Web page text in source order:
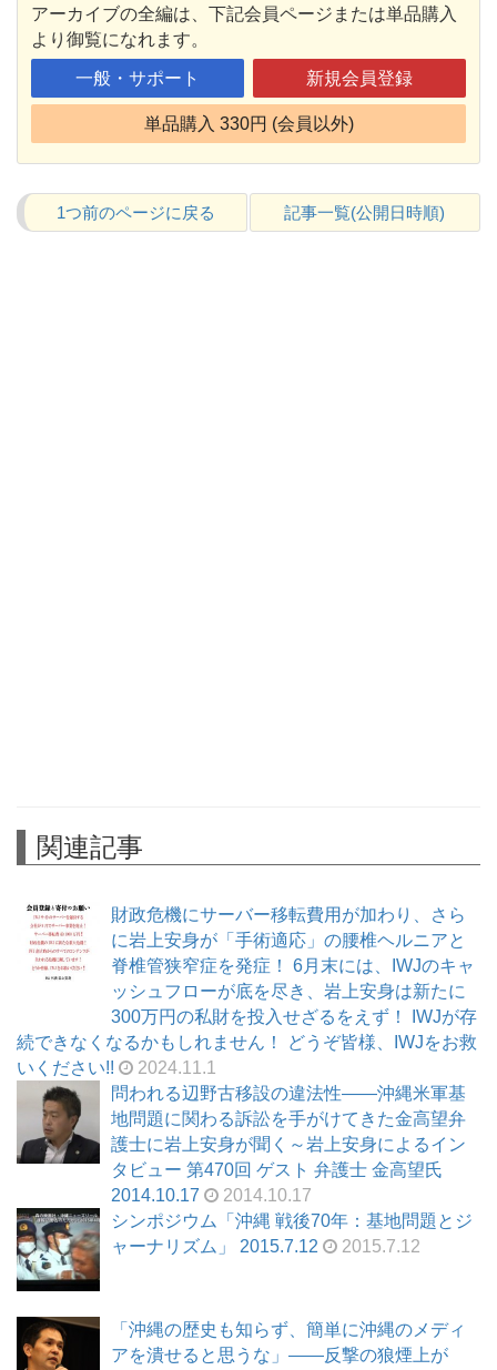
アーカイブの全編は、下記会員ページまたは単品購入
より御覧になれます。
一般・サポート 新規会員登録
単品購入 330円 (会員以外)
1つ前のページに戻る 記事一覧(公開日時順)
関連記事
財政危機にサーバー移転費用が加わり、さら
に岩上安身が「手術適応」の腰椎ヘルニアと
脊椎管狭窄症を発症！ 6月末には、IWJのキャ
ッシュフローが底を尽き、岩上安身は新たに
300万円の私財を投入せざるをえず！ IWJが存
続できなくなるかもしれません！ どうぞ皆様、IWJをお救
いください!!
2024.11.1
問われる辺野古移設の違法性――沖縄米軍基
地問題に関わる訴訟を手がけてきた金高望弁
護士に岩上安身が聞く～岩上安身によるイン
タビュー 第470回 ゲスト 弁護士 金高望氏
2014.10.17
2014.10.17
シンポジウム「沖縄 戦後70年：基地問題とジ
ャーナリズム」 2015.7.12
2015.7.12
「沖縄の歴史も知らず、簡単に沖縄のメディ
アを潰せると思うな」――反撃の狼煙上が